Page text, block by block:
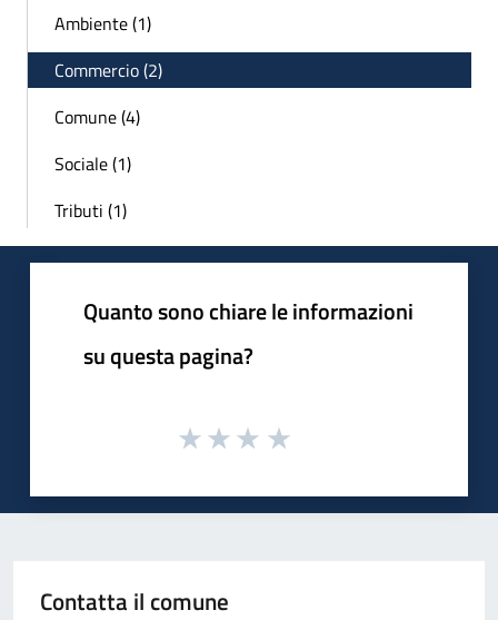
Ambiente (1)
Commercio (2)
Comune (4)
Sociale (1)
Tributi (1)
Quanto sono chiare le informazioni
su questa pagina?
Contatta il comune